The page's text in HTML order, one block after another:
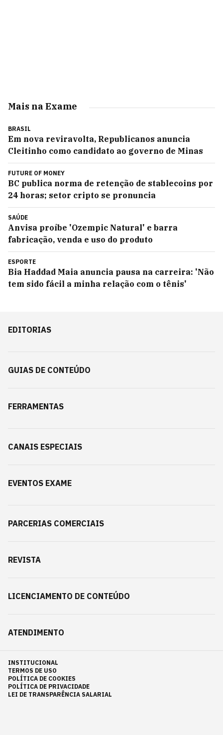
Mais na Exame
BRASIL
Em nova reviravolta, Republicanos anuncia
Cleitinho como candidato ao governo de Minas
FUTURE OF MONEY
BC publica norma de retenção de stablecoins por
24 horas; setor cripto se pronuncia
SAÚDE
Anvisa proíbe 'Ozempic Natural' e barra
fabricação, venda e uso do produto
ESPORTE
Bia Haddad Maia anuncia pausa na carreira: 'Não
tem sido fácil a minha relação com o tênis'
EDITORIAS
GUIAS DE CONTEÚDO
FERRAMENTAS
CANAIS ESPECIAIS
EVENTOS EXAME
PARCERIAS COMERCIAIS
REVISTA
LICENCIAMENTO DE CONTEÚDO
ATENDIMENTO
INSTITUCIONAL
TERMOS DE USO
POLÍTICA DE COOKIES
POLÍTICA DE PRIVACIDADE
LEI DE TRANSPARÊNCIA SALARIAL